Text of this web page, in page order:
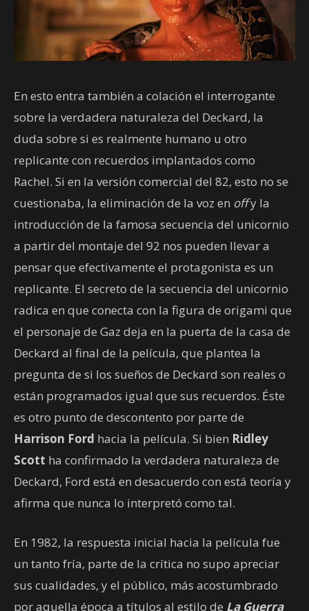
En esto entra también a colación el interrogante
sobre la verdadera naturaleza del Deckard, la
duda sobre si es realmente humano u otro
replicante con recuerdos implantados como
Rachel. Si en la versión comercial del 82, esto no se
cuestionaba, la eliminación de la voz en offy la
introducción de la famosa secuencia del unicornio
a partir del montaje del 92 nos pueden llevar a
pensar que efectivamente el protagonista es un
replicante. El secreto de la secuencia del unicornio
radica en que conecta con la figura de origami que
el personaje de Gaz deja en la puerta de la casa de
Deckard al final de la película, que plantea la
pregunta de si los sueños de Deckard son reales o
están programados igual que sus recuerdos. Éste
es otro punto de descontento por parte de
Harrison Ford hacia la película. Si bien Ridley
Scott ha confirmado la verdadera naturaleza de
Deckard, Ford está en desacuerdo con está teoría y
afirma que nunca lo interpretó como tal.
En 1982, la respuesta inicial hacia la película fue
un tanto fría, parte de la crítica no supo apreciar
sus cualidades, y el público, más acostumbrado
por aquella época a títulos al estilo de La Guerra